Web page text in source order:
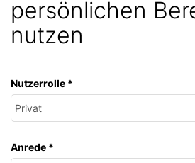
persönlichen
nutzen
Nutzerrolle *
Anrede *